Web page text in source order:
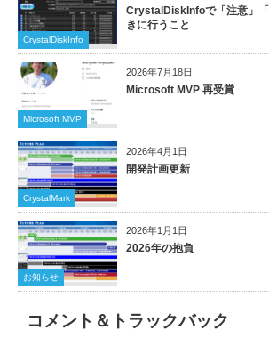
CrystalDiskInfo
CrystalDiskInfoで「注意」
きに行うこと
2026年7月18日
Microsoft MVP
Microsoft MVP 再受賞
2026年4月1日
CrystalMark
開発計画更新
2026年1月1日
お知らせ
2026年の抱負
コメント＆トラックバック